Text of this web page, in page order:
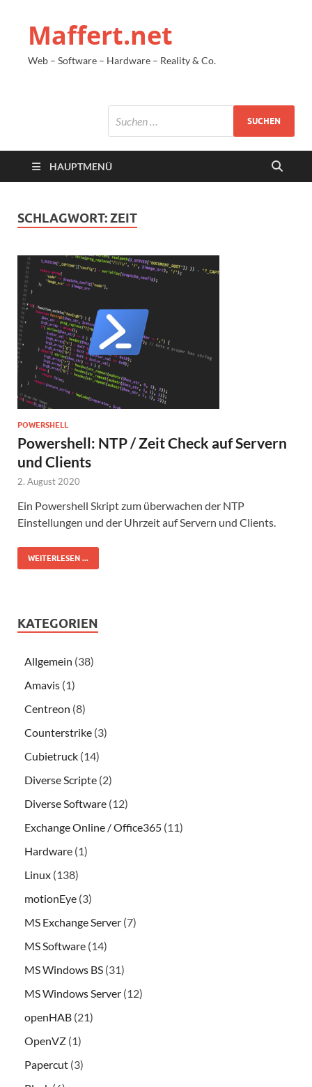
Maffert.net
Web – Software – Hardware – Reality & Co.
HAUPTMENÜ
SCHLAGWORT:ZEIT
POWERSHELL
Powershell: NTP / Zeit Check auf Servern
und Clients
2. August 2020
Ein Powershell Skript zum überwachen der NTP
Einstellungen und der Uhrzeit auf Servern und Clients.
WEITERLESEN ...
KATEGORIEN
Allgemein (38)
Amavis (1)
Centreon (8)
Counterstrike (3)
Cubietruck (14)
Diverse Scripte (2)
Diverse Software (12)
Exchange Online / Office365 (11)
Hardware (1)
Linux (138)
motionEye (3)
MS Exchange Server (7)
MS Software (14)
MS Windows BS (31)
MS Windows Server (12)
openHAB (21)
OpenVZ (1)
Papercut (3)